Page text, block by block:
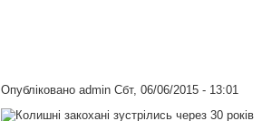
Опубліковано adminСбт, 06/06/2015 - 13:01